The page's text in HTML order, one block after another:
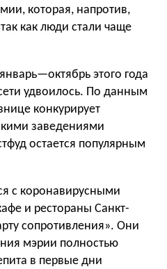
которая, напротив,
как люди стали чаще
этого года
удвоилось. По данным
конкурирует
заведениями
остается популярным
с коронавирусными
и рестораны Санкт-
сопротивления». Они
мэрии полностью
в первые дни